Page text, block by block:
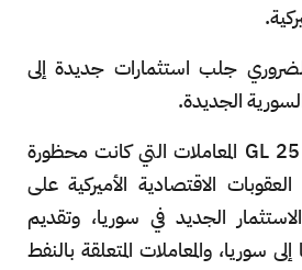
جلب استثمارات جديدة إلى
الجديدة.
وبناءً على ذلك، يجيز GL 25 المعاملات التي كانت محظورة
الاقتصادية الأميركية على
الجديد في سوريا، وتقديم
سوريا، والمعاملات المتعلقة بالنفط